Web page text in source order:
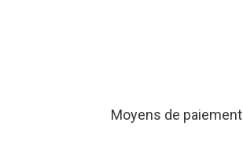
Moyens de paiement